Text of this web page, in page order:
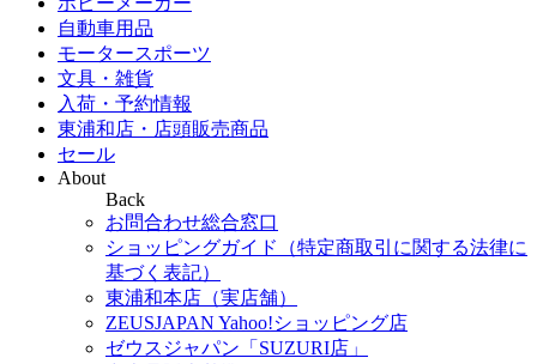
自動車用品
モータースポーツ
文具・雑貨
入荷・予約情報
東浦和店・店頭販売商品
セール
About
Back
お問合わせ総合窓口
ショッピングガイド（特定商取引に関する法律に
基づく表記）
東浦和本店（実店舗）
ZEUSJAPAN Yahoo!ショッピング店
ゼウスジャパン「SUZURI店」